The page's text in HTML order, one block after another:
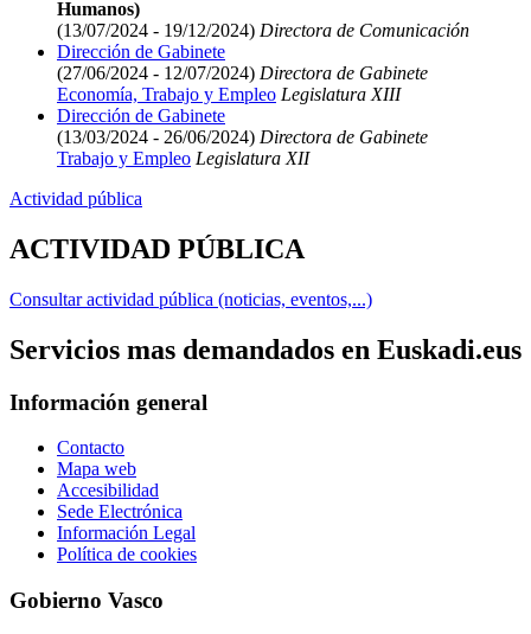
Humanos)
(13/07/2024 - 19/12/2024) Directora de Comunicación
Dirección de Gabinete
(27/06/2024 - 12/07/2024) Directora de Gabinete
Economía, Trabajo y Empleo Legislatura XIII
Dirección de Gabinete
(13/03/2024 - 26/06/2024) Directora de Gabinete
Trabajo y Empleo Legislatura XII
Actividad pública
ACTIVIDAD PÚBLICA
Consultar actividad pública (noticias, eventos,...)
Servicios mas demandados en Euskadi.eus
Información general
Contacto
Mapa web
Accesibilidad
Sede Electrónica
Información Legal
Política de cookies
Gobierno Vasco